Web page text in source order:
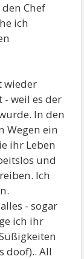
Chef
ich
wieder
- weil es der
In den
Wegen ein
ihr Leben
und
Ich
- sogar
ich ihr
doof).. All